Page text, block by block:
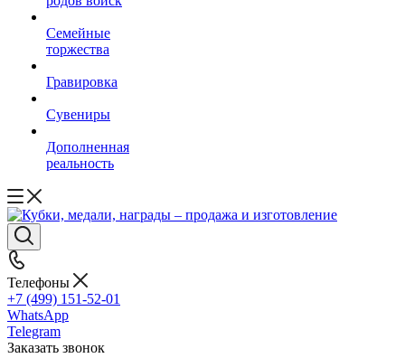
Семейные
торжества
Гравировка
Сувениры
Дополненная
реальность
Телефоны
+7 (499) 151-52-01
WhatsApp
Telegram
Заказать звонок